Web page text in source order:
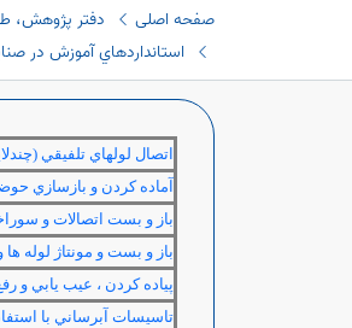
صفحه اصلی دفتر پژوهش،
استانداردهاي آموزش در
اتصال لولهاي تلفيقي
آماده كردن و بازسازي
باز و بست اتصالات و
باز و بست و مونتاژ لوله
پياده كردن ، عيب يابي و
تاسيسات آبرساني با